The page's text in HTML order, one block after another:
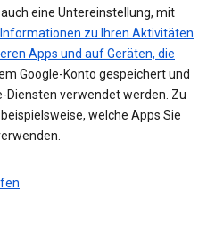
eine Untereinstellung, mit
Informationen zu Ihren Aktivitäten
Apps und auf Geräten, die
Google-Konto gespeichert und
Diensten verwendet werden. Zu
welche Apps Sie